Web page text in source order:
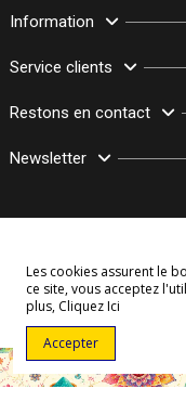
Information
Service clients
Restons en contact
Newsletter
© Copyright
Les cookies assurent le
ce site, vous acceptez
plus, Cliquez Ici
Accepter